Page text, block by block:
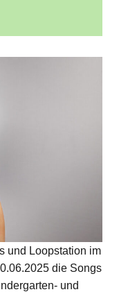
und Loopstation im
die Songs
und